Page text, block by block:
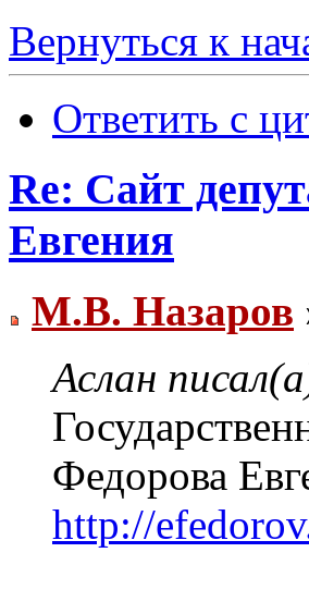
Вернуться к
Ответить с
Re: Сайт
Евгения
М.В. Назаров
Аслан
Федорова
http://